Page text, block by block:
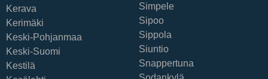
Kerava
Kerimäki
Keski-Pohjanmaa
Keski-Suomi
Kestilä
Simpele
Sipoo
Sippola
Siuntio
Snappertuna